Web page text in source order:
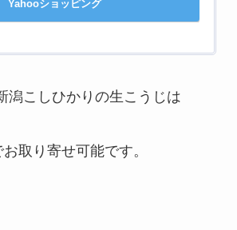
Yahooショッピング
潟こしひかりの生こうじは
取り寄せ可能です。